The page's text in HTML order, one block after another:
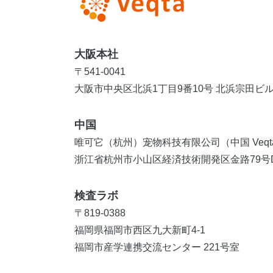
大阪本社
〒541-0041
大阪市中央区北浜1丁目9番10号 北浜宗田ビ
中国
唯可它（杭州）宠物科技有限公司（中国
浙江省杭州市小山区経済技術開発区金路79
検査ラボ
〒819-0388
福岡県福岡市西区九大新町4-1
福岡市産学連携交流センター 221号室